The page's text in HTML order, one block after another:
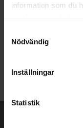
information som du
Nödvändig
Inställningar
Statistik
Text: Fredrik Kullberg
Publicerad2026-08-03